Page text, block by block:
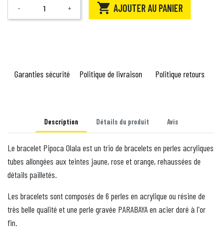
Quantité
- +  AJOUTER AU PANIER
Garanties sécurité Politique de livraison Politique retours
Description Détails du produit Avis
Le bracelet Pipoca Olala est un trio de bracelets en perles acryliques
tubes allongées aux teintes jaune, rose et orange, rehaussées de
détails pailletés.
Les bracelets sont composés de 6 perles en acrylique ou résine de
très belle qualité et une perle gravée PARABAYA en acier doré à l'or
fin.